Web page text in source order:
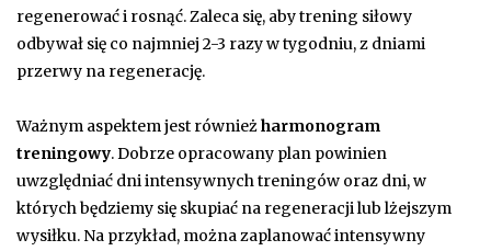
regenerować i rosnąć. Zaleca się, aby trening siłowy
odbywał się co najmniej 2-3 razy w tygodniu, z dniami
przerwy na regenerację.
Ważnym aspektem jest równieżharmonogram
treningowy. Dobrze opracowany plan powinien
uwzględniać dni intensywnych treningów oraz dni, w
których będziemy się skupiać na regeneracji lub lżejszym
wysiłku. Na przykład, można zaplanować intensywny